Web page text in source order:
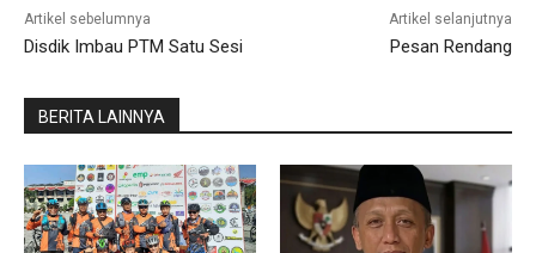
Artikel sebelumnya
Disdik Imbau PTM Satu Sesi
Artikel selanjutnya
Pesan Rendang
BERITA LAINNYA